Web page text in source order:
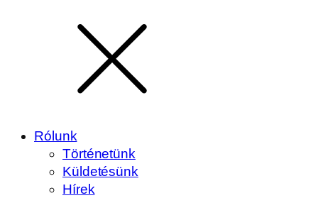
Rólunk
Történetünk
Küldetésünk
Hírek